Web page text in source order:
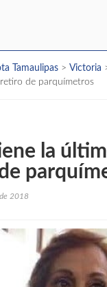
Tamaulipas > Victoria
de parquímetros
la
2018